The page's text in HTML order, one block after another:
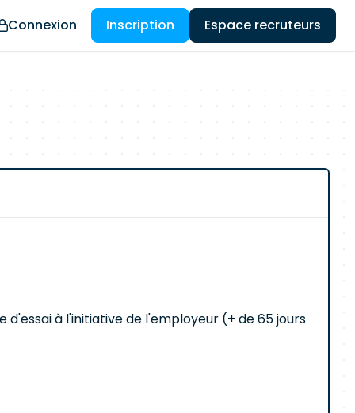
Connexion Inscription Espace recruteurs
à l'initiative de l'employeur (+ de 65 jours